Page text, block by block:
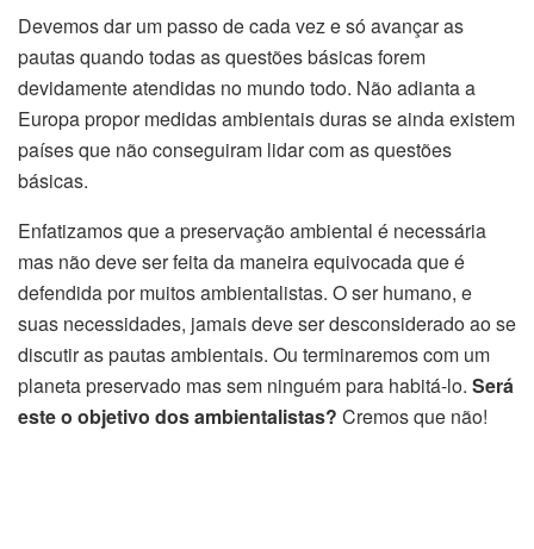
Devemos dar um passo de cada vez e só avançar as
pautas quando todas as questões básicas forem
devidamente atendidas no mundo todo. Não adianta a
Europa propor medidas ambientais duras se ainda existem
países que não conseguiram lidar com as questões
básicas.
Enfatizamos que a preservação ambiental é necessária
mas não deve ser feita da maneira equivocada que é
defendida por muitos ambientalistas. O ser humano, e
suas necessidades, jamais deve ser desconsiderado ao se
discutir as pautas ambientais. Ou terminaremos com um
planeta preservado mas sem ninguém para habitá-lo. Será
este o objetivo dos ambientalistas? Cremos que não!